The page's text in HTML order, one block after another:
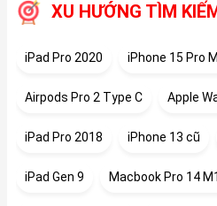
XU HƯỚNG TÌM
iPad Pro 2020 iPhone 15 Pro
Airpods Pro 2 Type C Apple
iPad Pro 2018 iPhone 13 cũ
iPad Gen 9 Macbook Pro 14